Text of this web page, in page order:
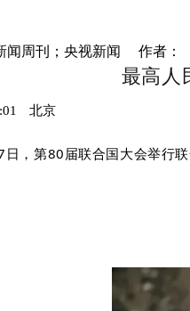
闻周刊；央视新闻 作者：
最高人
北京
，第80届联合国大会举行